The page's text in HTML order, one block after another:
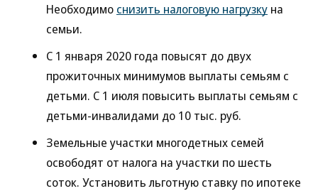
Необходимо снизить налоговую нагрузку на
семьи.
С 1 января 2020 года повысят до двух
прожиточных минимумов выплаты семьям с
детьми. С 1 июля повысить выплаты семьям с
детьми-инвалидами до 10 тыс. руб.
Земельные участки многодетных семей
освободят от налога на участки по шесть
соток. Установить льготную ставку по ипотеке